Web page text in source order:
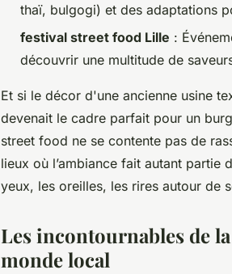
thaï, bulgogi) et des adaptations
festival street food Lille :
découvrir une multitude de
Et si le décor d'une ancienne usine
devenait le cadre parfait pour un
street food ne se contente pas de
lieux où l’ambiance fait autant partie
yeux, les oreilles, les rires autour de
Les incontournables de
monde local